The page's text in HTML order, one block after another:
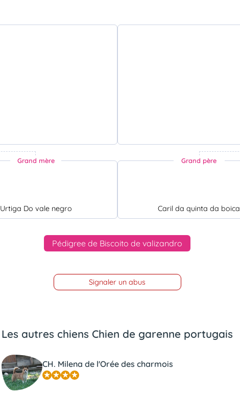
Grand mère
Urtiga Do vale negro
Grand père
Caril da quinta da boica
Pédigree de Biscoito de valizandro
Signaler un abus
Les autres chiens Chien de garenne portugais
CH. Milena de l'Orée des charmois